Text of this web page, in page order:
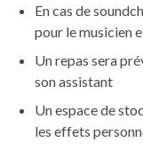
En cas de
pour le musicien
Un repas sera
son assistant
Un espace de
les effets